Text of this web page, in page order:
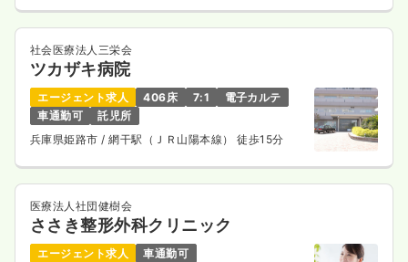
社会医療法人三栄会
ツカザキ病院
エージェント求人 406床 7:1
電子カルテ
車通勤可
託児所
兵庫県姫路市/ 網干駅（ＪＲ山陽本線） 徒歩15分
医療法人社団健樹会
ささき整形外科クリニック
エージェント求人
車通勤可